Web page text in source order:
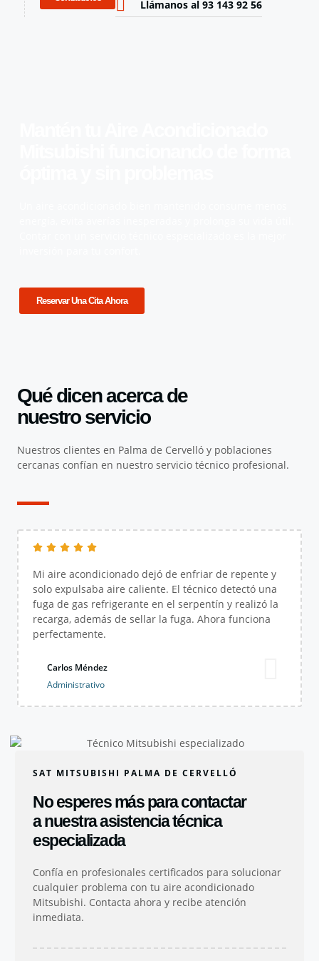
Llámanos al 93 143 92 56
Reservar Una Cita Ahora
Qué dicen acerca de
nuestro servicio
Nuestros clientes en Palma de Cervelló y poblaciones
cercanas confían en nuestro servicio técnico profesional.
Mi aire acondicionado dejó de enfriar de repente y
solo expulsaba aire caliente. El técnico detectó una
fuga de gas refrigerante en el serpentín y realizó la
recarga, además de sellar la fuga. Ahora funciona
perfectamente.
Carlos Méndez
Administrativo
SAT MITSUBISHI PALMA DE CERVELLÓ
No esperes más para contactar
a nuestra asistencia técnica
especializada
Confía en profesionales certificados para solucionar
cualquier problema con tu aire acondicionado
Mitsubishi. Contacta ahora y recibe atención
inmediata.